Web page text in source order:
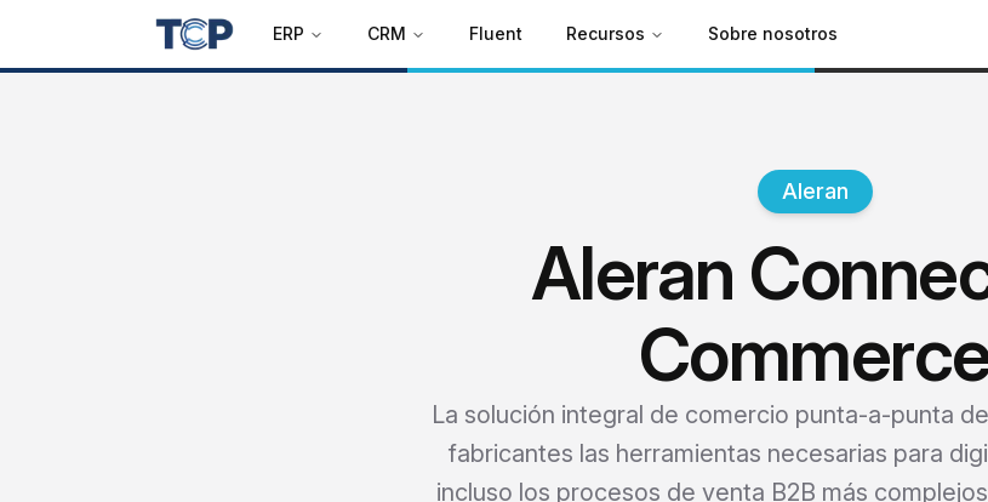
ERP CRM Fluent Recursos Sobre nosotros
Aleran
Aleran
La solución integral de comercio punta-a-punta
fabricantes las herramientas necesarias para
incluso los procesos de venta B2B más